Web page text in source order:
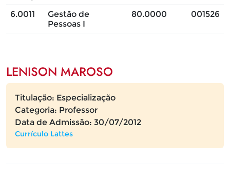
6.0011
Gestão de
Pessoas I
80.0000 001526
LENISON MAROSO
Titulação: Especialização
Categoria: Professor
Data de Admissão: 30/07/2012
Currículo Lattes